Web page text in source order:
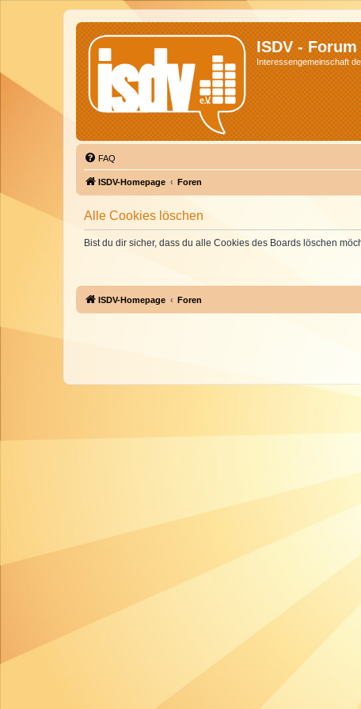
ISDV - Forum
Interessengemeinschaft
FAQ
ISDV-Homepage Foren
Alle Cookies löschen
Bist du dir sicher, dass du alle Cookies des Boards löschen
ISDV-Homepage Foren